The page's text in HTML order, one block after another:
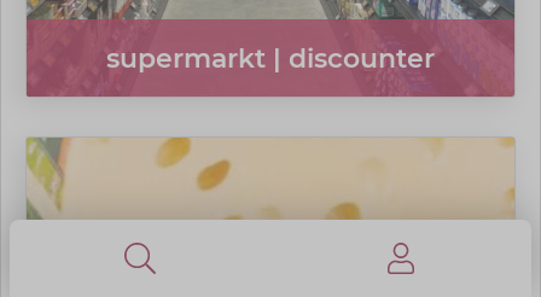
supermarkt | discounter